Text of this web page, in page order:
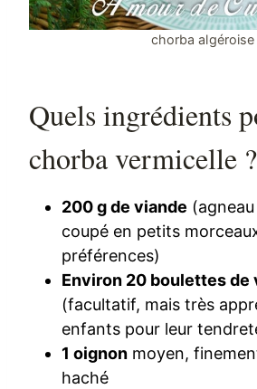
chorba algéroise
Quels ingrédients
chorba vermicelle ?
200 g de viande
coupé en petits
préférences)
Environ 20 boulettes de
(facultatif, mais très
enfants pour leur
1 oignon moyen,
haché